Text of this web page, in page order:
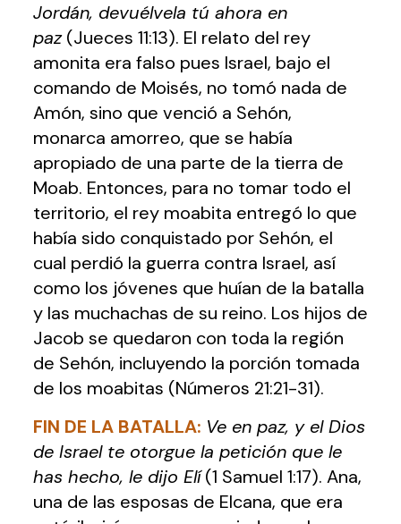
Jordán, devuélvela tú ahora en
paz(Jueces 11:13). El relato del rey
amonita era falso pues Israel, bajo el
comando de Moisés, no tomó nada de
Amón, sino que venció a Sehón,
monarca amorreo, que se había
apropiado de una parte de la tierra de
Moab. Entonces, para no tomar todo el
territorio, el rey moabita entregó lo que
había sido conquistado por Sehón, el
cual perdió la guerra contra Israel, así
como los jóvenes que huían de la batalla
y las muchachas de su reino. Los hijos de
Jacob se quedaron con toda la región
de Sehón, incluyendo la porción tomada
de los moabitas (Números 21:21-31).
FIN DE LA BATALLA: Ve en paz, y el Dios
de Israel te otorgue la petición que le
has hecho, le dijo Elí(1 Samuel 1:17). Ana,
una de las esposas de Elcana, que era